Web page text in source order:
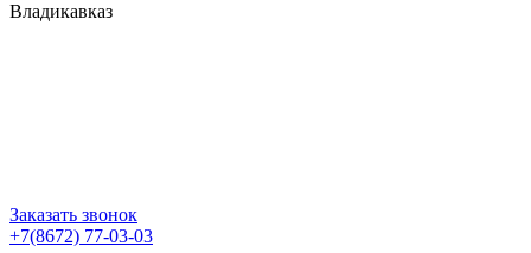
Владикавказ
Заказать звонок
+7(8672) 77-03-03